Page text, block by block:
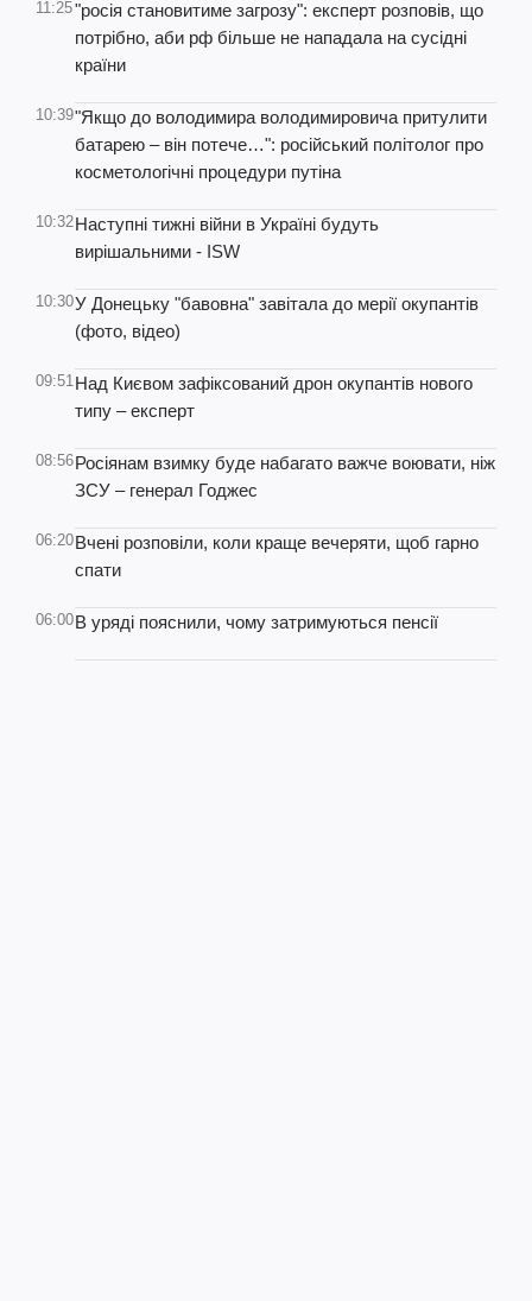
11:25"росія становитиме загрозу": експерт розповів, що
потрібно, аби рф більше не нападала на сусідні
країни
10:39"Якщо до володимира володимировича притулити
батарею – він потече…": російський політолог про
косметологічні процедури путіна
10:32Наступні тижні війни в Україні будуть
вирішальними - ISW
10:30У Донецьку "бавовна" завітала до мерії окупантів
(фото, відео)
09:51Над Києвом зафіксований дрон окупантів нового
типу – експерт
08:56Росіянам взимку буде набагато важче воювати, ніж
ЗСУ – генерал Годжес
06:20Вчені розповіли, коли краще вечеряти, щоб гарно
спати
06:00В уряді пояснили, чому затримуються пенсії